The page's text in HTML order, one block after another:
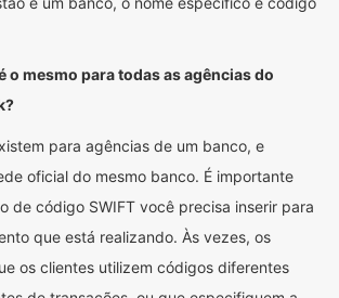
o mesmo para todas as agências do
para agências de um banco, e
oficial do mesmo banco. É importante
de código SWIFT você precisa inserir para
que está realizando. Às vezes, os
os clientes utilizem códigos diferentes